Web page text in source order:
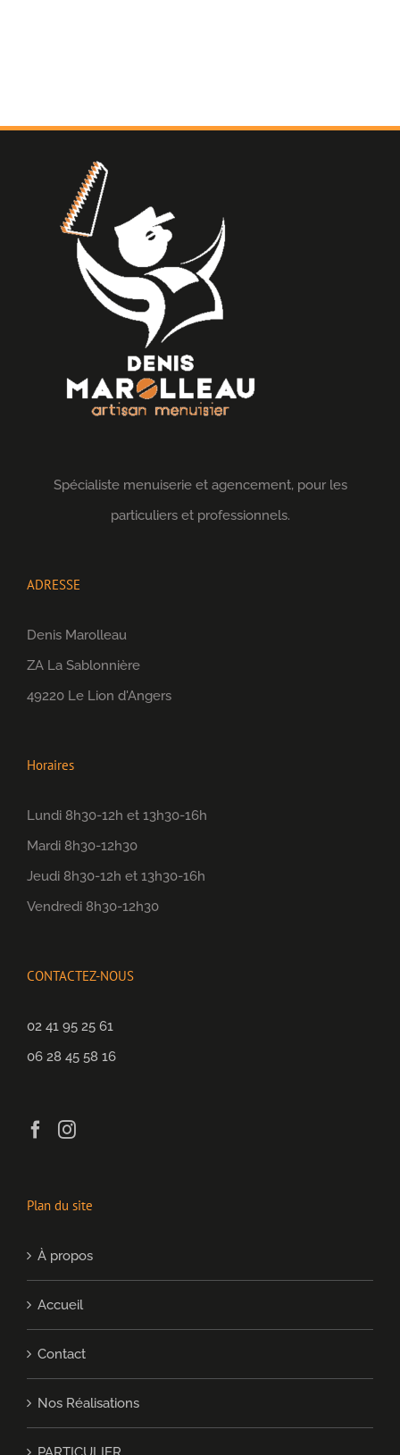
Spécialiste menuiserie et agencement, pour les
particuliers et professionnels.
ADRESSE
Denis Marolleau
ZA La Sablonnière
49220 Le Lion d'Angers
Horaires
Lundi 8h30-12h et 13h30-16h
Mardi 8h30-12h30
Jeudi 8h30-12h et 13h30-16h
Vendredi 8h30-12h30
CONTACTEZ-NOUS
02 41 95 25 61
06 28 45 58 16
Plan du site
À propos
Accueil
Contact
Nos Réalisations